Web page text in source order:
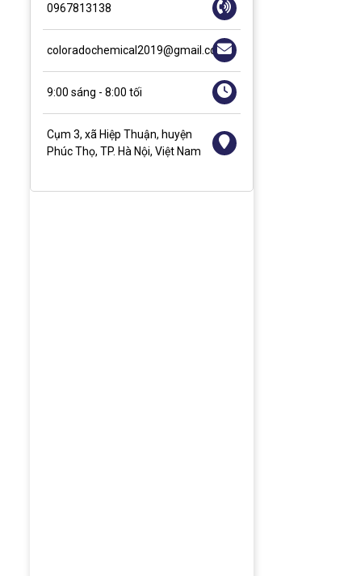
0967813138
coloradochemical2019@gmail.com
9:00 sáng - 8:00 tối
Cụm 3, xã Hiệp Thuận, huyện
Phúc Thọ, TP. Hà Nội, Việt Nam